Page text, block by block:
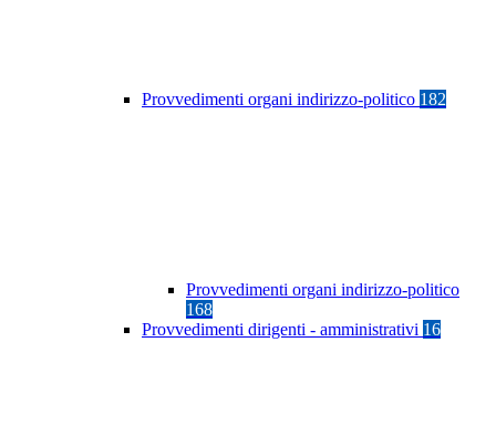
Provvedimenti organi indirizzo-politico 182
Provvedimenti organi indirizzo-politico
168
Provvedimenti dirigenti - amministrativi 16